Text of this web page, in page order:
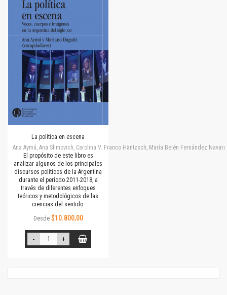
La política en escena
Ana Aymá, Ana Slimovich, Carolina V. Franco Häntzsch, María Belén Fernández
El propósito de este libro es
analizar algunos de los principales
discursos políticos de la Argentina
durante el período 2011-2018, a
través de diferentes enfoques
teóricos y metodológicos de las
ciencias del sentido.
Desde $10.800,00
- +